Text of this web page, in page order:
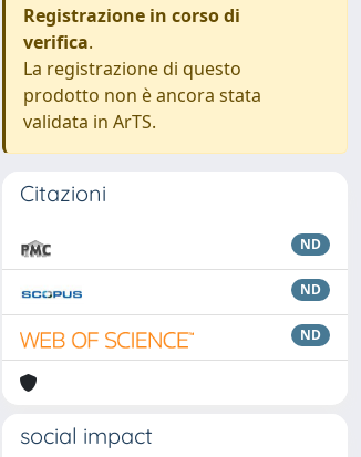
Registrazione in corso di
verifica.
La registrazione di questo
prodotto non è ancora stata
validata in ArTS.
Citazioni
ND
ND
ND
social impact